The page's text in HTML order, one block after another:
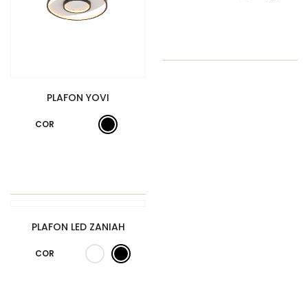
PLAFON YOVI
COR
PLAFON LED ZANIAH
COR